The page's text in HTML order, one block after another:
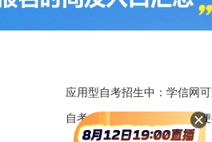
应用型自考招生中：学信网
自考App下载 让学习更高效